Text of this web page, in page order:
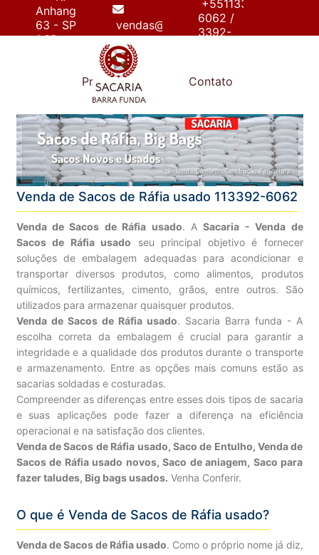
Anhanguera,
63 - SP
/ SP
vendas@sacariabarrafunda.com.br
+55113392-
6062 /
3392-
Produtos Contato
Venda de Sacos de Ráfia usado 113392-6062
Venda de Sacos de Ráfia usado. ASacaria - Venda de
Sacos de Ráfia usado seu principal objetivo é fornecer
soluções de embalagem adequadas para acondicionar e
transportar diversos produtos, como alimentos, produtos
químicos, fertilizantes, cimento, grãos, entre outros. São
utilizados para armazenar quaisquer produtos.
Venda de Sacos de Ráfia usado. Sacaria Barra funda - A
escolha correta da embalagem é crucial para garantir a
integridade e a qualidade dos produtos durante o transporte
e armazenamento. Entre as opções mais comuns estão as
sacarias soldadas e costuradas.
Compreender as diferenças entre esses dois tipos de sacaria
e suas aplicações pode fazer a diferença na eficiência
operacional e na satisfação dos clientes.
Venda de Sacos de Ráfia usado, Saco de Entulho, Venda de
Sacos de Ráfia usado novos, Saco de aniagem, Saco para
fazer taludes, Big bags usados. Venha Conferir.
O que é Venda de Sacos de Ráfia usado?
Venda de Sacos de Ráfia usado. Como o próprio nome já diz,